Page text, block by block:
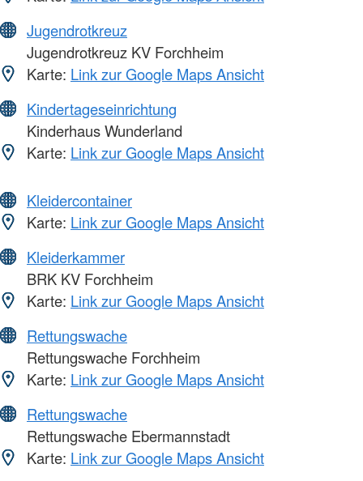
Jugendrotkreuz
Jugendrotkreuz KV Forchheim
Karte: Link zur Google Maps Ansicht
Kindertageseinrichtung
Kinderhaus Wunderland
Karte: Link zur Google Maps Ansicht
Kleidercontainer
Karte: Link zur Google Maps Ansicht
Kleiderkammer
BRK KV Forchheim
Karte: Link zur Google Maps Ansicht
Rettungswache
Rettungswache Forchheim
Karte: Link zur Google Maps Ansicht
Rettungswache
Rettungswache Ebermannstadt
Karte: Link zur Google Maps Ansicht